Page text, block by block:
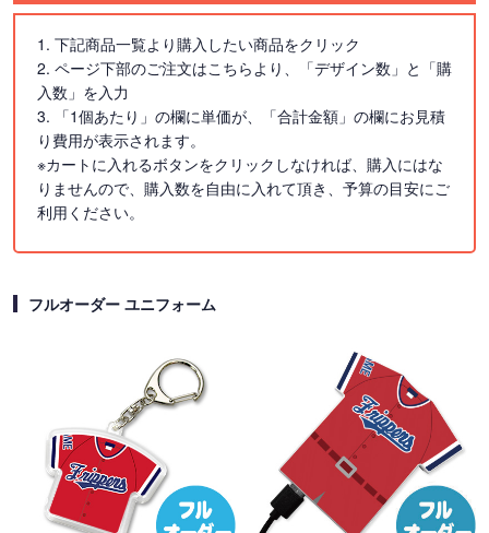
1. 下記商品一覧より購入したい商品をクリック
2. ページ下部のご注文はこちらより、「デザイン数」と「購
入数」を入力
3. 「1個あたり」の欄に単価が、「合計金額」の欄にお見積
り費用が表示されます。
※カートに入れるボタンをクリックしなければ、購入にはな
りませんので、購入数を自由に入れて頂き、予算の目安にご
利用ください。
フルオーダー ユニフォーム